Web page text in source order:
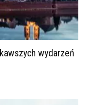
wydarzeń